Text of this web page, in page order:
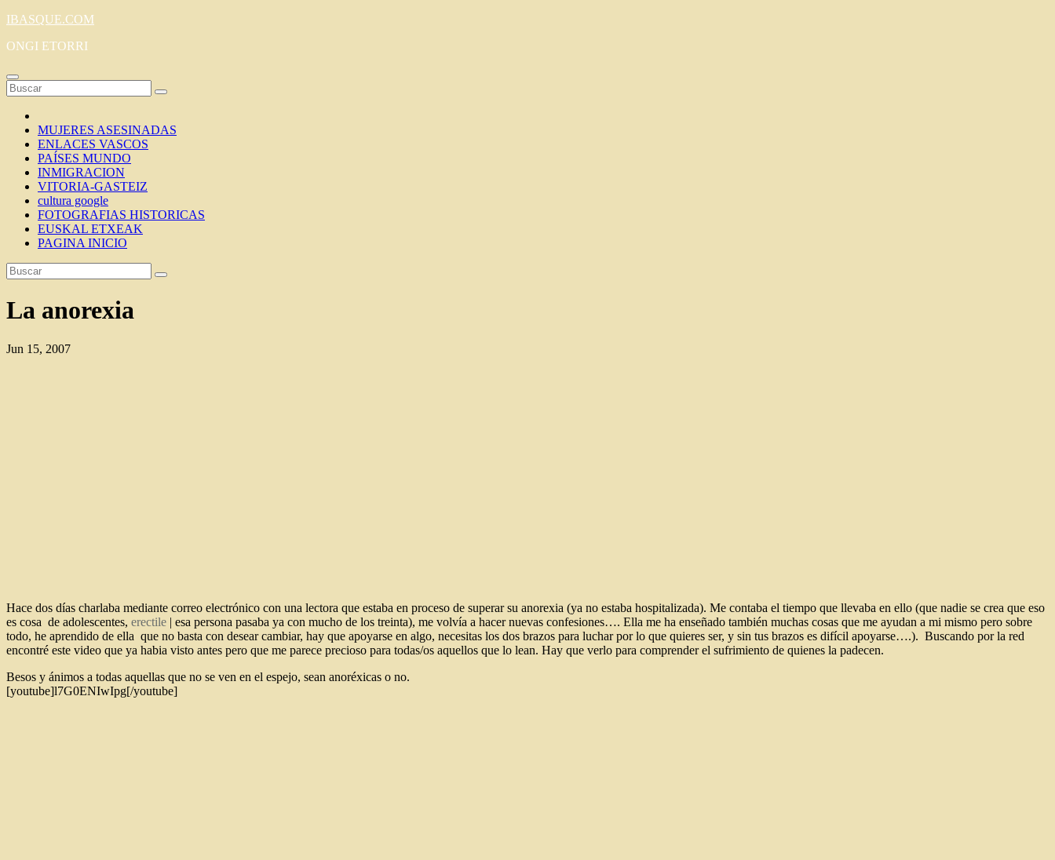
Saltar
contenido
IBASQUE.COM
ONGI ETORRI
MUJERES ASESINADAS
ENLACES VASCOS
PAÍSES MUNDO
INMIGRACION
VITORIA-GASTEIZ
cultura google
FOTOGRAFIAS HISTORICAS
EUSKAL ETXEAK
PAGINA INICIO
La anorexia
Jun 15, 2007
Hace dos días charlaba mediante correo electrónico con una lectora que estaba en proceso de superar su anorexia (ya no estaba hospitalizada). Me contaba el tiempo que llevaba en ello (que nadie se crea que eso
es cosa de adolescentes, erectile | esa persona pasaba ya con mucho de los treinta), me volvía a hacer nuevas confesiones…. Ella me ha enseñado también muchas cosas que me ayudan a mi mismo pero sobre
todo, he aprendido de ella que no basta con desear cambiar, hay que apoyarse en algo, necesitas los dos brazos para luchar por lo que quieres ser, y sin tus brazos es difícil apoyarse….). Buscando por la red
encontré este video que ya habia visto antes pero que me parece precioso para todas/os aquellos que lo lean. Hay que verlo para comprender el sufrimiento de quienes la padecen.
Besos y ánimos a todas aquellas que no se ven en el espejo, sean anoréxicas o no.
[youtube]l7G0ENIwIpg[/youtube]